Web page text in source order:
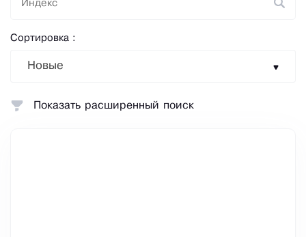
Сортировка :
Новые
Показать расширенный поиск